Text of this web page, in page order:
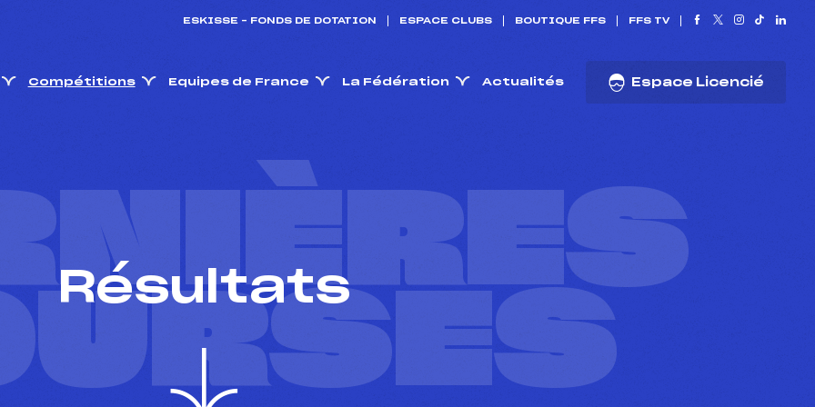
ESKISSE – FONDS DE DOTATION ESPACE CLUBS BOUTIQUE FFS FFS TV
Compétitions Equipes de France La Fédération Actualités Espace Licencié
Résultats